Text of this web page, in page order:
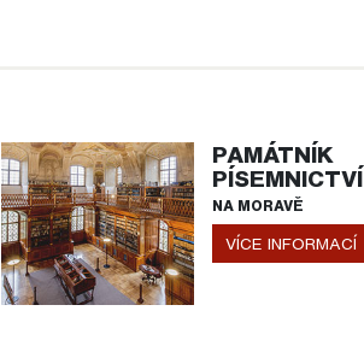
PAMÁTNÍK
PÍSEMNICTVÍ
NA MORAVĚ
VÍCE INFORMACÍ